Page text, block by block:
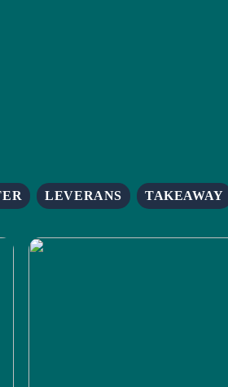
LEVERANS TAKEAWAY